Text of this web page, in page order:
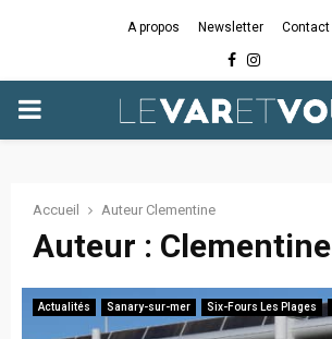
A propos Newsletter Contact
Facebook
Instagram
PRIMARY
Accueil Auteur Clementine
Auteur : Clementine
Actualités Sanary-sur-mer Six-Fours Les Plages